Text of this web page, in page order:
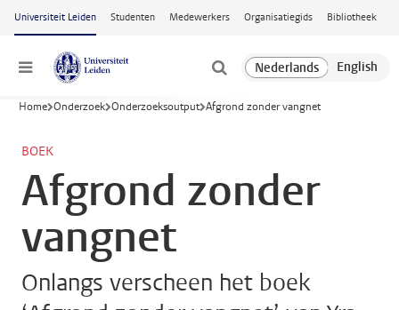
Ga naar hoofdinhoud
Universiteit Leiden Studenten Medewerkers Organisatiegids Bibliotheek
Menu
Home Onderzoek Onderzoeksoutput Afgrond zonder vangnet
BOEK
Afgrond zonder
vangnet
Onlangs verscheen het boek